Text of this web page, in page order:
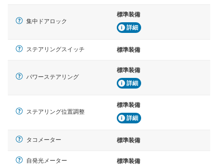
集中ドアロック
標準装備
詳細
ステアリングスイッチ 標準装備
パワーステアリング
標準装備
詳細
ステアリング位置調整
標準装備
詳細
タコメーター 標準装備
自発光メーター 標準装備